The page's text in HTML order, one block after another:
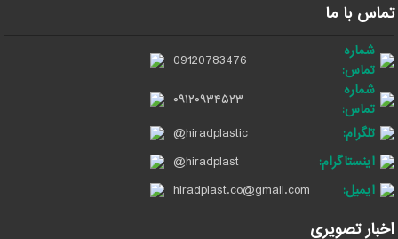
تماس با ما
شماره
تماس:
09120783476
شماره
تماس:
۰۹۱۲۰۹۳۴۵۲۳
تلگرام:
@hiradplastic
اینستاگرام:
@hiradplast
ایمیل:
hiradplast.co@gmail.com
اخبار تصویری